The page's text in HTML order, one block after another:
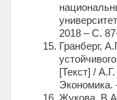
2018 – С.
Гранберг,
[Текст] /